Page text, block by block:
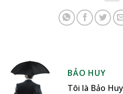
BẢO HUY
Tôi là Bảo